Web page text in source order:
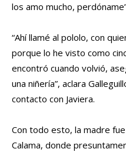
los amo mucho,
“Ahí llamé al pololo, con
porque lo he visto como
encontró cuando volvió,
una niñería”, aclara
contacto con Javiera.
Con todo esto, la madre
Calama, donde